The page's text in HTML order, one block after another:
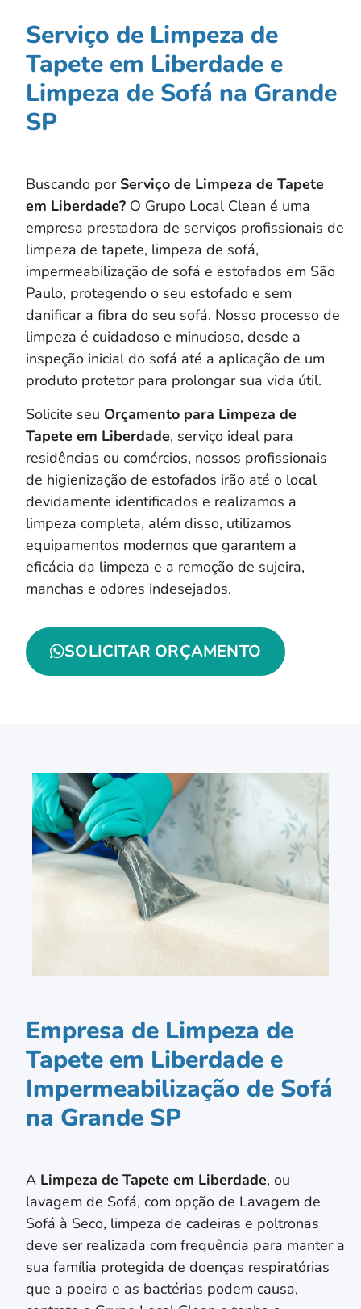
Serviço de Limpeza de
Tapete em Liberdade e
Limpeza de Sofá na Grande
SP
Buscando por Serviço de Limpeza de Tapete
em Liberdade? O Grupo Local Clean é uma
empresa prestadora de serviços profissionais de
limpeza de tapete, limpeza de sofá,
impermeabilização de sofá e estofados em São
Paulo, protegendo o seu estofado e sem
danificar a fibra do seu sofá. Nosso processo de
limpeza é cuidadoso e minucioso, desde a
inspeção inicial do sofá até a aplicação de um
produto protetor para prolongar sua vida útil.
Solicite seu Orçamento para Limpeza de
Tapete em Liberdade, serviço ideal para
residências ou comércios, nossos profissionais
de higienização de estofados irão até o local
devidamente identificados e realizamos a
limpeza completa, além disso, utilizamos
equipamentos modernos que garantem a
eficácia da limpeza e a remoção de sujeira,
manchas e odores indesejados.
SOLICITAR ORÇAMENTO
Empresa de Limpeza de
Tapete em Liberdade e
Impermeabilização de Sofá
na Grande SP
A Limpeza de Tapete em Liberdade, ou
lavagem de Sofá, com opção de Lavagem de
Sofá à Seco, limpeza de cadeiras e poltronas
deve ser realizada com frequência para manter a
sua família protegida de doenças respiratórias
que a poeira e as bactérias podem causa,